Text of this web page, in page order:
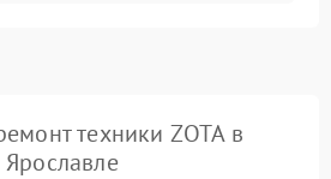
техники ZOTA в
Ярославле